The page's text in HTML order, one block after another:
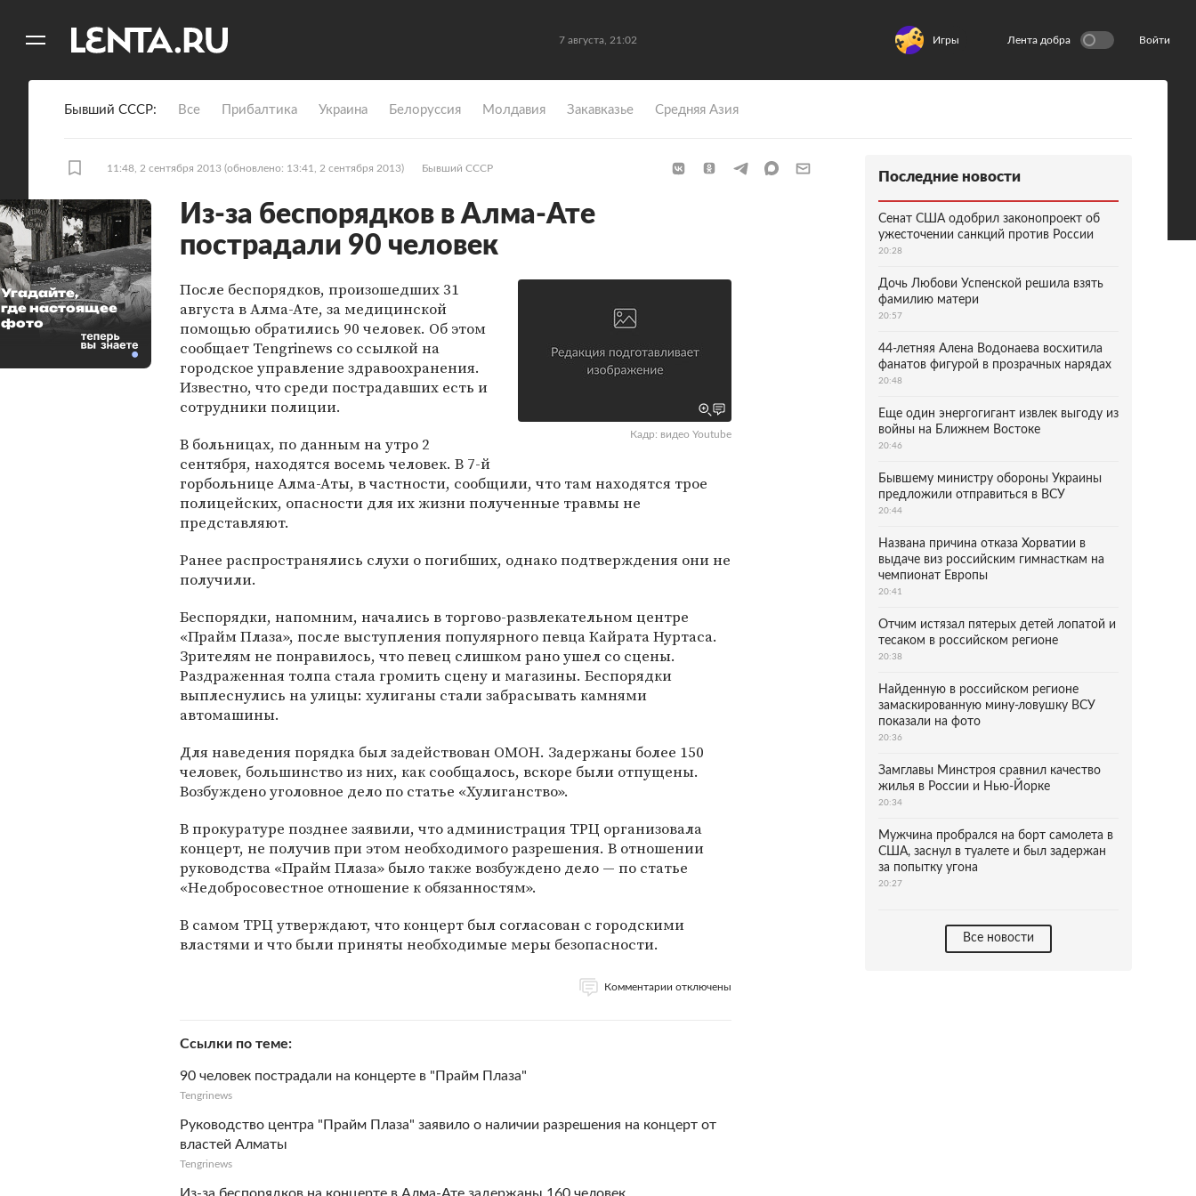
7 августа, 21:02 Игры Лента добра Войти
Бывший СССР Все Прибалтика Украина Белоруссия Молдавия Закавказье Средняя Азия
11:48, 2 сентября 2013 (обновлено: 13:41, 2 сентября 2013) Бывший СССР
Из-за беспорядков в Алма-Ате
пострадали 90 человек
Кадр: видео Youtube
После беспорядков, произошедших 31
августа в Алма-Ате, за медицинской
помощью обратились 90 человек. Об этом
сообщает Tengrinews со ссылкой на
городское управление здравоохранения.
Известно, что среди пострадавших есть и
сотрудники полиции.
В больницах, по данным на утро 2
сентября, находятся восемь человек. В 7-й
горбольнице Алма-Аты, в частности, сообщили, что там находятся трое
полицейских, опасности для их жизни полученные травмы не
представляют.
Ранее распространялись слухи о погибших, однако подтверждения они не
получили.
Беспорядки, напомним, начались в торгово-развлекательном центре
«Прайм Плаза», после выступления популярного певца Кайрата Нуртаса.
Зрителям не понравилось, что певец слишком рано ушел со сцены.
Раздраженная толпа стала громить сцену и магазины. Беспорядки
выплеснулись на улицы: хулиганы стали забрасывать камнями
автомашины.
Для наведения порядка был задействован ОМОН. Задержаны более 150
человек, большинство из них, как сообщалось, вскоре были отпущены.
Возбуждено уголовное дело по статье «Хулиганство».
В прокуратуре позднее заявили, что администрация ТРЦ организовала
концерт, не получив при этом необходимого разрешения. В отношении
руководства «Прайм Плаза» было также возбуждено дело — по статье
«Недобросовестное отношение к обязанностям».
В самом ТРЦ утверждают, что концерт был согласован с городскими
властями и что были приняты необходимые меры безопасности.
Комментарии отключены
Ссылки по теме
90 человек пострадали на концерте в "Прайм Плаза"
Tengrinews
Руководство центра "Прайм Плаза" заявило о наличии разрешения на концерт от
властей Алматы
Tengrinews
Угадайте,
где настоящее
фото
Последние новости
Сенат США одобрил законопроект об
ужесточении санкций против России
20:28
Дочь Любови Успенской решила взять
фамилию матери
20:57
44-летняя Алена Водонаева восхитила
фанатов фигурой в прозрачных нарядах
20:48
Еще один энергогигант извлек выгоду из
войны на Ближнем Востоке
20:46
Бывшему министру обороны Украины
предложили отправиться в ВСУ
20:44
Названа причина отказа Хорватии в
выдаче виз российским гимнасткам на
чемпионат Европы
20:41
Отчим истязал пятерых детей лопатой и
тесаком в российском регионе
20:38
Найденную в российском регионе
замаскированную мину-ловушку ВСУ
показали на фото
20:36
Замглавы Минстроя сравнил качество
жилья в России и Нью-Йорке
20:34
Мужчина пробрался на борт самолета в
США, заснул в туалете и был задержан
за попытку угона
20:27
Все новости